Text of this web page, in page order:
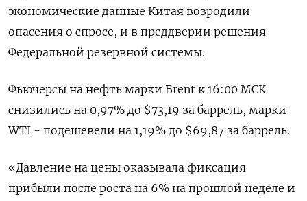
экономические данные Китая возродили
опасения о спросе, и в преддверии решения
Федеральной резервной системы.
Фьючерсы на нефть марки Brent к 16:00 МСК
снизились на 0,97% до $73,19 за баррель, марки
WTI - подешевели на 1,19% до $69,87 за баррель.
«Давление на цены оказывала фиксация
прибыли после роста на 6% на прошлой неделе и